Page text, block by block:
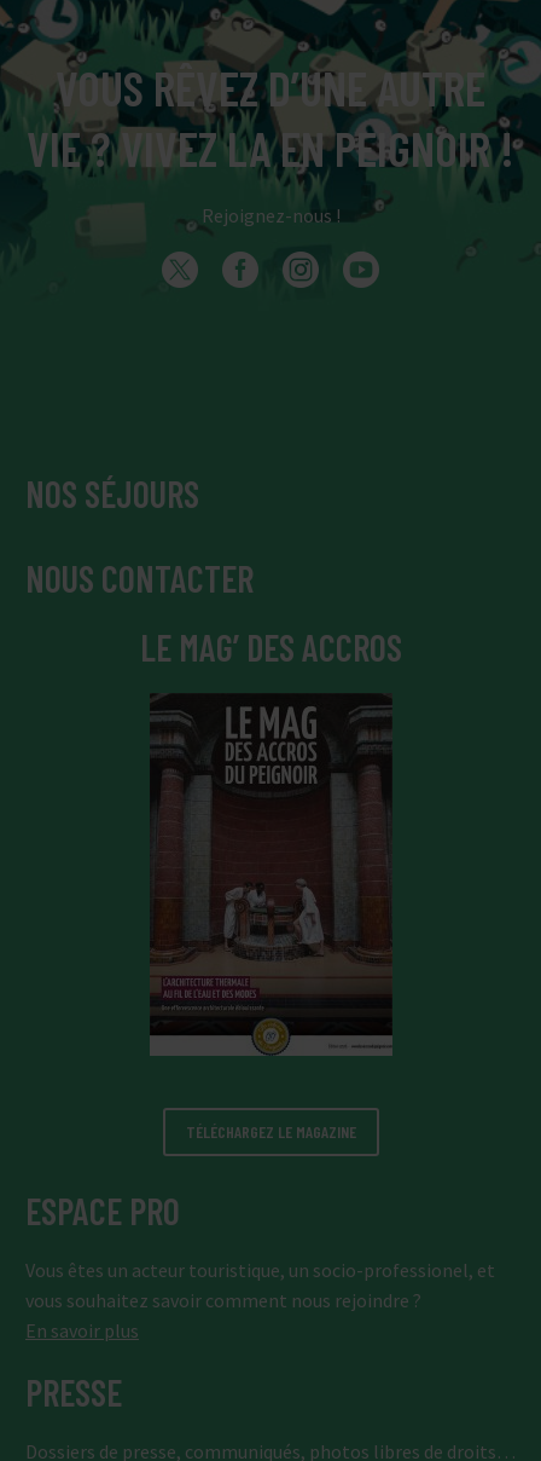
VOUS RÊVEZ D’UNE AUTRE
VIE ? VIVEZ LA EN PEIGNOIR !
Rejoignez-nous !
NOS SÉJOURS
NOUS CONTACTER
LE MAG’ DES ACCROS
TÉLÉCHARGEZ LE MAGAZINE
ESPACE PRO
Vous êtes un acteur touristique, un socio-professionel, et
vous souhaitez savoir comment nous rejoindre ?
En savoir plus
PRESSE
Dossiers de presse, communiqués, photos libres de droits…